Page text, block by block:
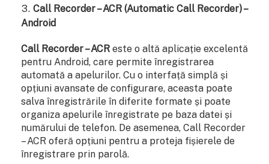
Call Recorder – ACR (Automatic Call Recorder) –
Android
Call Recorder – ACR este o altă aplicație excelentă
pentru Android, care permite înregistrarea
automată a apelurilor. Cu o interfață simplă și
opțiuni avansate de configurare, aceasta poate
salva înregistrările în diferite formate și poate
organiza apelurile înregistrate pe baza datei și
numărului de telefon. De asemenea, Call Recorder
– ACR oferă opțiuni pentru a proteja fișierele de
înregistrare prin parolă.